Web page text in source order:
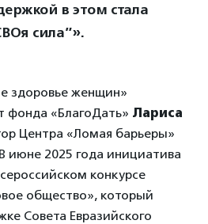
в этом стала
сила”».
здоровье женщин»
фонда «БлагоДать» Лариса
Центра «Ломая барьеры»
июне 2025 года инициатива
конкурсе
общество», который
Совета Евразийского